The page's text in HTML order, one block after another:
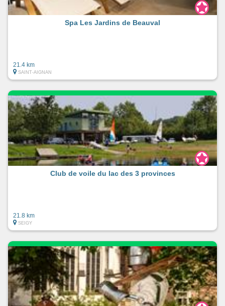
Spa Les Jardins de Beauval
21.4 km
SAINT-AIGNAN
Club de voile du lac des 3 provinces
21.8 km
SEIGY